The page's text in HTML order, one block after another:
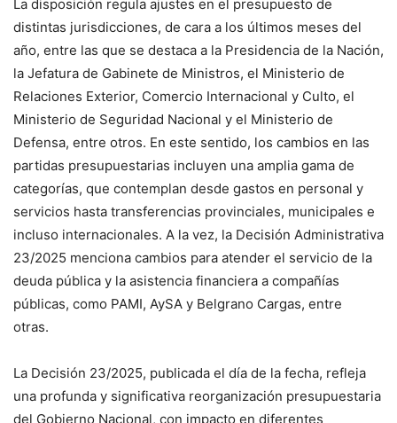
La disposición regula ajustes en el presupuesto de
distintas jurisdicciones, de cara a los últimos meses del
año, entre las que se destaca a la Presidencia de la Nación,
la Jefatura de Gabinete de Ministros, el Ministerio de
Relaciones Exterior, Comercio Internacional y Culto, el
Ministerio de Seguridad Nacional y el Ministerio de
Defensa, entre otros. En este sentido, los cambios en las
partidas presupuestarias incluyen una amplia gama de
categorías, que contemplan desde gastos en personal y
servicios hasta transferencias provinciales, municipales e
incluso internacionales. A la vez, la Decisión Administrativa
23/2025 menciona cambios para atender el servicio de la
deuda pública y la asistencia financiera a compañías
públicas, como PAMI, AySA y Belgrano Cargas, entre
otras.
La Decisión 23/2025, publicada el día de la fecha, refleja
una profunda y significativa reorganización presupuestaria
del Gobierno Nacional, con impacto en diferentes